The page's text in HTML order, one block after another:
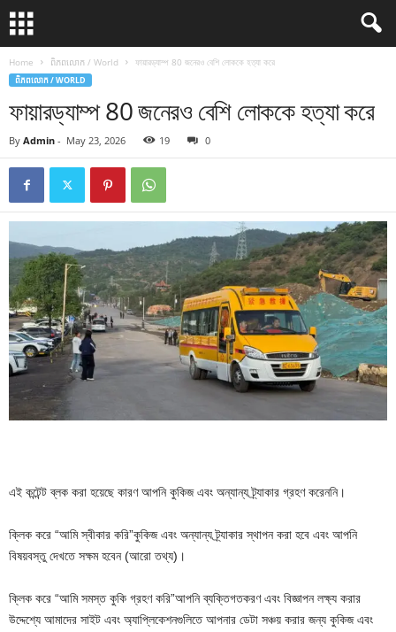
Home ពិភពលោក / World ফায়ারড্যাম্প 80 জনেরও বেশি লোককে হত্যা করে
ពិភពលោក / WORLD
ফায়ারড্যাম্প 80 জনেরও বেশি লোককে হত্যা করে
By Admin - May 23, 2026 19 0
এই কন্টেন্ট ব্লক করা হয়েছে কারণ আপনি কুকিজ এবং অন্যান্য ট্র্যাকার গ্রহণ করেননি।
ক্লিক করে “আমি স্বীকার করি”কুকিজ এবং অন্যান্য ট্র্যাকার স্থাপন করা হবে এবং আপনি
বিষয়বস্তু দেখতে সক্ষম হবেন(আরো তথ্য)।
ক্লিক করে “আমি সমস্ত কুকি গ্রহণ করি”আপনি ব্যক্তিগতকরণ এবং বিজ্ঞাপন লক্ষ্য করার
উদ্দেশ্যে আমাদের সাইট এবং অ্যাপ্লিকেশনগুলিতে আপনার ডেটা সঞ্চয় করার জন্য কুকিজ এবং